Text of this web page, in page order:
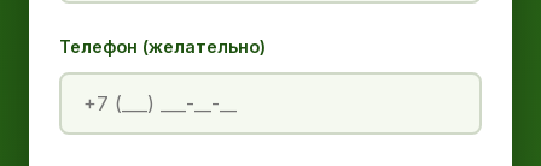
Телефон (желательно)